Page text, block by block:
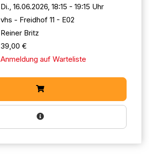
Di., 16.06.2026, 18:15 - 19:15 Uhr
vhs - Freidhof 11 - E02
Reiner Britz
39,00 €
Anmeldung auf Warteliste